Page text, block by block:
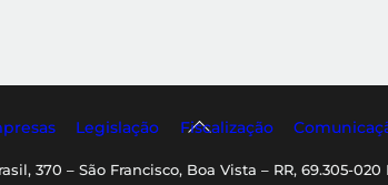
Back
Top
Legislação Fiscalização
370 – São Francisco, Boa Vista – RR, 69.305-020